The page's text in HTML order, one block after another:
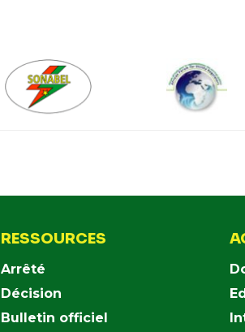
RESSOURCES
Arrêté
Décision
Bulletin officiel